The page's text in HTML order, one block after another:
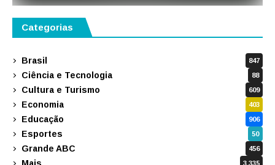
Categorias
Brasil 847
Ciência e Tecnologia 88
Cultura e Turismo 609
Economia 403
Educação 906
Esportes 50
Grande ABC 456
Mais 3.335